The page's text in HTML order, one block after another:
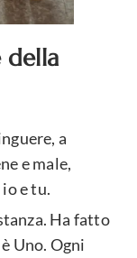
della
a
e male,
e tu.
Ha fatto
Uno. Ogni